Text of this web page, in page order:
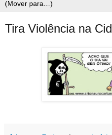
Tira Violência na